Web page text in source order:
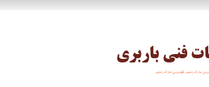
فنی باربری
مارک زنجیر،قویترین مارک زنجیر